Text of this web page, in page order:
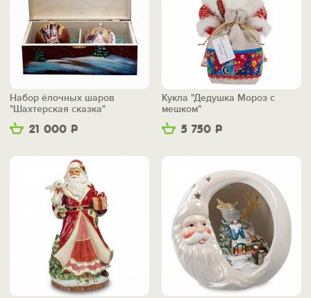
21 000 Р
Набор ёлочных шаров
"Шахтерская сказка"
5 750 Р
Кукла "Дедушка Мороз с
мешком"